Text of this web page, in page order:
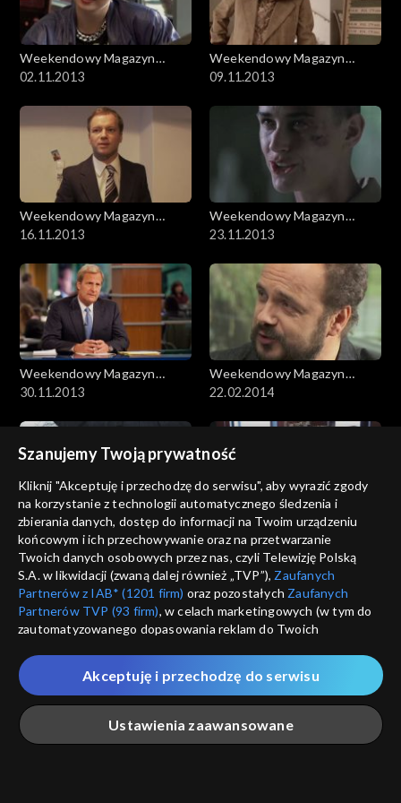
Weekendowy Magazyn
Filmowy
02.11.2013
Weekendowy Magazyn
Filmowy
09.11.2013
Weekendowy Magazyn
Filmowy
16.11.2013
Weekendowy Magazyn
Filmowy
23.11.2013
Weekendowy Magazyn
Filmowy
30.11.2013
Weekendowy Magazyn
Filmowy
22.02.2014
Weekendowy Magazyn
Filmowy
07.12.2013
Weekendowy Magazyn
Filmowy
14.12.2013
Weekendowy Magazyn
Filmowy
21.12.2013
Weekendowy Magazyn
Filmowy
28.12.2013
Szanujemy Twoją prywatność
Kliknij "Akceptuję i przechodzę do serwisu", aby wyrazić zgody
na korzystanie z technologii automatycznego śledzenia i
zbierania danych, dostęp do informacji na Twoim urządzeniu
końcowym i ich przechowywanie oraz na przetwarzanie
Twoich danych osobowych przez nas, czyli Telewizję Polską
S.A. w likwidacji (zwaną dalej również „TVP”), Zaufanych
Partnerów z IAB* (1201 firm) oraz pozostałych Zaufanych
Partnerów TVP (93 firm), w celach marketingowych (w tym do
zautomatyzowanego dopasowania reklam do Twoich
które wskazujemy poniżej, a także zgody na udostępnianie
przez nas identyfikatora PPID do Google.
Twoje dane osobowe zbierane podczas odwiedzania przez
Ciebie naszych
poszczególnych serwisówzwanych dalej
„Portalem”, w tym informacje zapisywane za pomocą
Ustawienia zaawansowane
Akceptuję i przechodzę do serwisu